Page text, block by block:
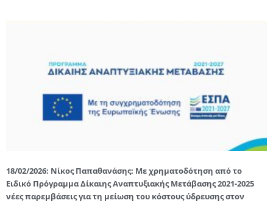
18/02/2026: Νίκος Παπαθανάσης: Με χρηματοδότηση από το
Ειδικό Πρόγραμμα Δίκαιης Αναπτυξιακής Μετάβασης 2021-2025
νέες παρεμβάσεις για τη μείωση του κόστους ύδρευσης στον